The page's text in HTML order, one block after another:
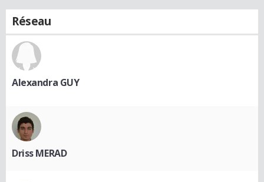
Réseau
Alexandra GUY
Driss MERAD